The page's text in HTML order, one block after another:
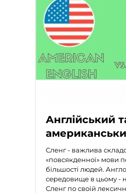
Англійський
Сленг - важлива
«повсякденної» мови
більшості людей.
середовище в цьому -
Сленг по своїй